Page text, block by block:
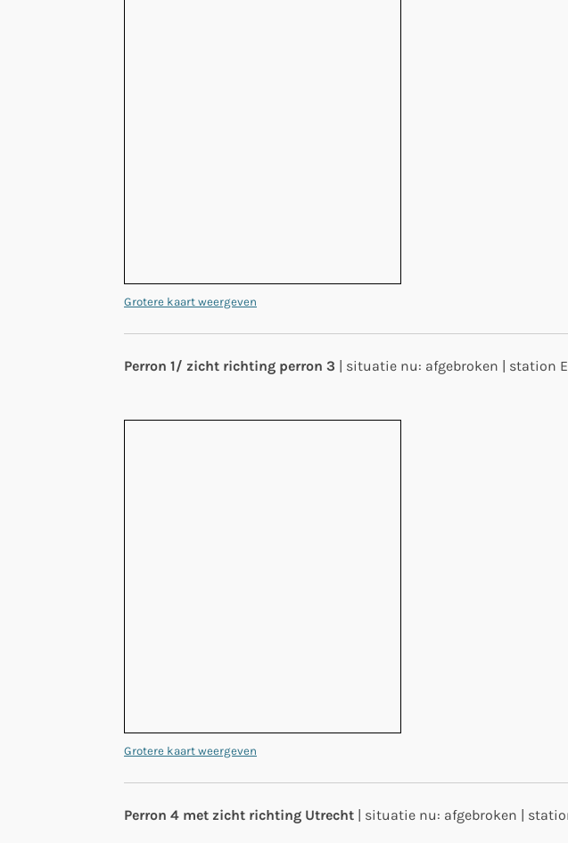
Grotere kaart weergeven
Perron 1/ zicht richting perron 3 | situatie nu: afgebroken | station
Grotere kaart weergeven
Perron 4 met zicht richting Utrecht | situatie nu: afgebroken |